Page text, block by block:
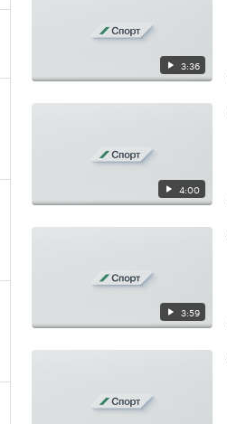
3:36
4:00
3:59